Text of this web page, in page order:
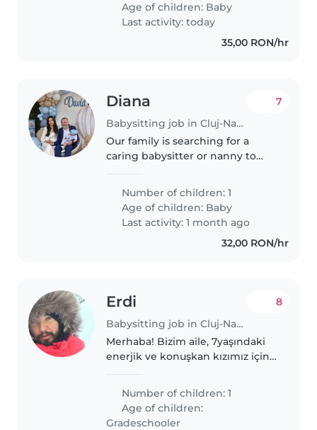
Age of children: Baby
Last activity: today
35,00 RON/hr
Diana
Babysitting job in Cluj-Napoca
7
Our family is searching for a
caring babysitter or nanny to
baby. Somebody who enjoys
making little ones laugh and
feels comfortable caring for a..
Number of children: 1
Age of children: Baby
Last activity: 1 month ago
32,00 RON/hr
Erdi
Babysitting job in Cluj-Napoca
8
Merhaba! Bizim aile, 7yaşındaki
enerjik ve konuşkan kızımız için
konuşabilen biri tercih ediyoruz.
Ev işleri ve okul ödevi yardımı
yapabilen, meraklı..
Number of children: 1
Age of children:
Gradeschooler